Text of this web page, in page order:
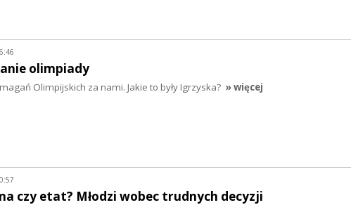
olimpiady
Olimpijskich za nami. Jakie to były Igrzyska? » więcej
czy etat? Młodzi wobec trudnych decyzji